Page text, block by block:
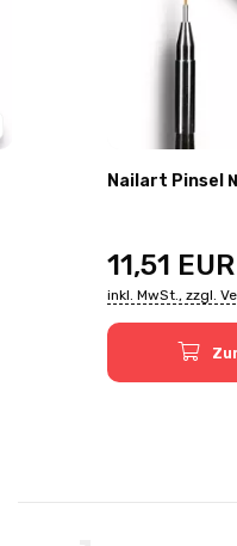
Nailart Pinsel
11,51 EUR
inkl. MwSt., zzgl.